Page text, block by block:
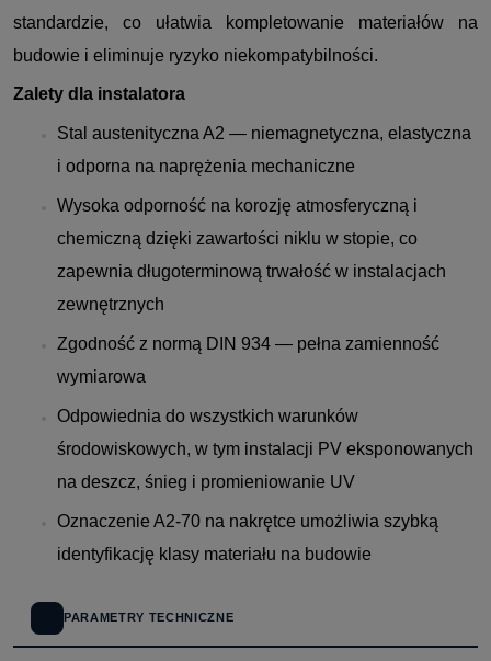
standardzie, co ułatwia kompletowanie materiałów na
budowie i eliminuje ryzyko niekompatybilności.
Zalety dla instalatora
Stal austenityczna A2 — niemagnetyczna, elastyczna
i odporna na naprężenia mechaniczne
Wysoka odporność na korozję atmosferyczną i
chemiczną dzięki zawartości niklu w stopie, co
zapewnia długoterminową trwałość w instalacjach
zewnętrznych
Zgodność z normą DIN 934 — pełna zamienność
wymiarowa
Odpowiednia do wszystkich warunków
środowiskowych, w tym instalacji PV eksponowanych
na deszcz, śnieg i promieniowanie UV
Oznaczenie A2-70 na nakrętce umożliwia szybką
identyfikację klasy materiału na budowie
PARAMETRY TECHNICZNE